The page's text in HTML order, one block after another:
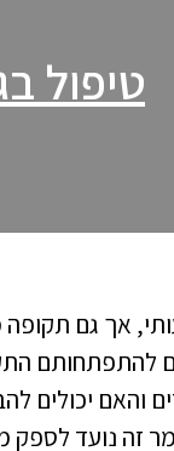
טיפול
אך גם
להתפתחותם
והאם יכולים
זה נועד לספק